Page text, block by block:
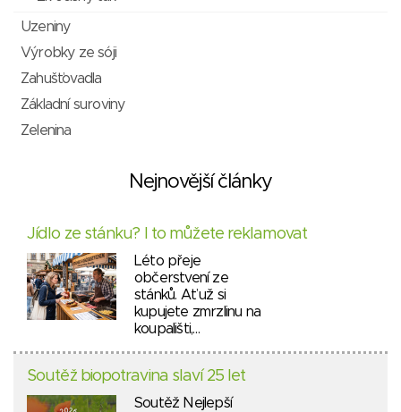
Uzeniny
Výrobky ze sóji
Zahušťovadla
Základní suroviny
Zelenina
Nejnovější články
Jídlo ze stánku? I to můžete reklamovat
Léto přeje
občerstvení ze
stánků. Ať už si
kupujete zmrzlinu na
koupališti,…
Soutěž biopotravina slaví 25 let
Soutěž Nejlepší